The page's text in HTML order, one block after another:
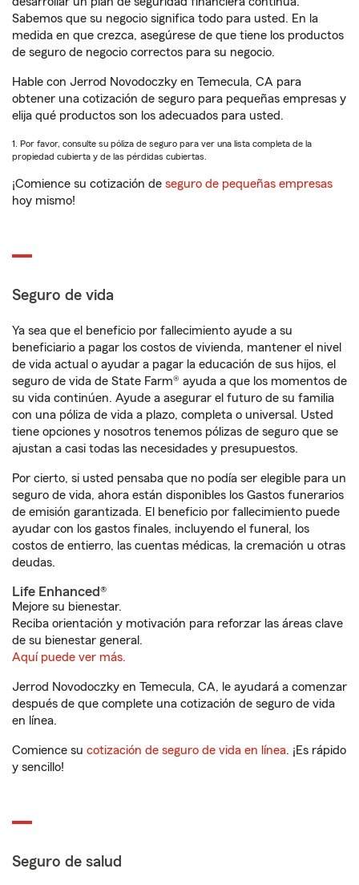
Sabemos que su negocio significa todo para usted. En la
medida en que crezca, asegúrese de que tiene los productos
de seguro de negocio correctos para su negocio.
Hable con Jerrod Novodoczky en Temecula, CA para
obtener una cotización de seguro para pequeñas empresas y
elija qué productos son los adecuados para usted.
1. Por favor, consulte su póliza de seguro para ver una lista completa de la
propiedad cubierta y de las pérdidas cubiertas.
¡Comience su cotización de seguro de pequeñas empresas
hoy mismo!
Seguro de vida
Ya sea que el beneficio por fallecimiento ayude a su
beneficiario a pagar los costos de vivienda, mantener el nivel
de vida actual o ayudar a pagar la educación de sus hijos, el
seguro de vida de State Farm® ayuda a que los momentos de
su vida continúen. Ayude a asegurar el futuro de su familia
con una póliza de vida a plazo, completa o universal. Usted
tiene opciones y nosotros tenemos pólizas de seguro que se
ajustan a casi todas las necesidades y presupuestos.
Por cierto, si usted pensaba que no podía ser elegible para un
seguro de vida, ahora están disponibles los Gastos funerarios
de emisión garantizada. El beneficio por fallecimiento puede
ayudar con los gastos finales, incluyendo el funeral, los
costos de entierro, las cuentas médicas, la cremación u otras
deudas.
Life Enhanced®
Mejore su bienestar.
Reciba orientación y motivación para reforzar las áreas clave
de su bienestar general.
Aquí puede ver más.
Jerrod Novodoczky en Temecula, CA, le ayudará a comenzar
después de que complete una cotización de seguro de vida
en línea.
Comience su cotización de seguro de vida en línea. ¡Es rápido
y sencillo!
Seguro de salud